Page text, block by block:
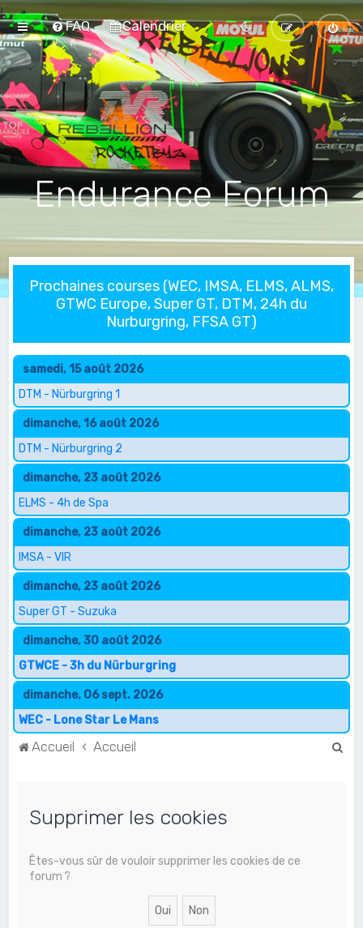
FAQ Calendrier
Endurance Forum
Prochaines courses (WEC, IMSA, ELMS, ALMS,
GTWC Europe, Super GT, DTM, 24h du
Nurburgring, FFSA GT)
samedi, 15 août 2026
DTM - Nürburgring 1
dimanche, 16 août 2026
DTM - Nürburgring 2
dimanche, 23 août 2026
ELMS - 4h de Spa
dimanche, 23 août 2026
IMSA - VIR
dimanche, 23 août 2026
Super GT - Suzuka
dimanche, 30 août 2026
GTWCE - 3h du Nürburgring
dimanche, 06 sept. 2026
WEC - Lone Star Le Mans
Accueil Accueil
Supprimer les cookies
Êtes-vous sûr de vouloir supprimer les cookies de ce
forum ?